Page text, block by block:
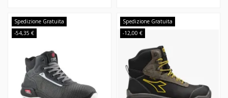
Spedizione Gratuita
-54,35 €
Spedizione Gratuita
-12,00 €